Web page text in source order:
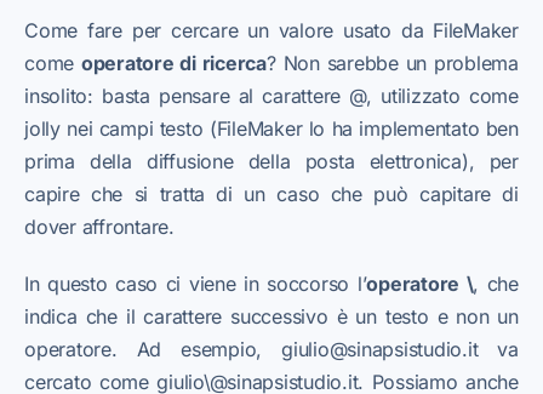
Come fare per cercare un valore usato da FileMaker
come operatore di ricerca? Non sarebbe un problema
insolito: basta pensare al carattere @, utilizzato come
jolly nei campi testo (FileMaker lo ha implementato ben
prima della diffusione della posta elettronica), per
capire che si tratta di un caso che può capitare di
dover affrontare.
In questo caso ci viene in soccorso l’operatore \, che
indica che il carattere successivo è un testo e non un
operatore. Ad esempio, giulio@sinapsistudio.it va
cercato come giulio\@sinapsistudio.it. Possiamo anche